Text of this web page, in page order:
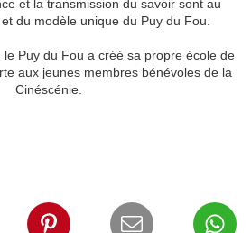
et la transmission du savoir sont au
du modèle unique du Puy du Fou.
Puy du Fou a créé sa propre école de
aux jeunes membres bénévoles de la
Cinéscénie.